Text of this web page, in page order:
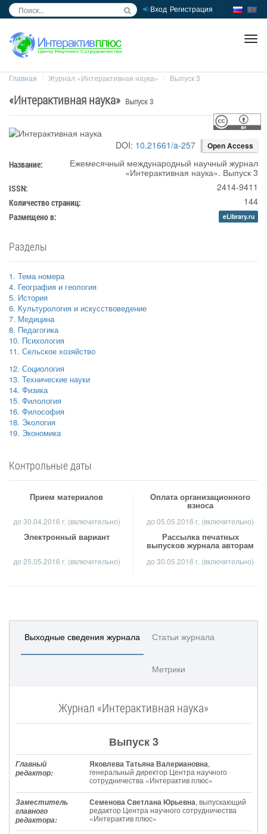
Вход Регистрация
Главная Журнал «Интерактивная наука» Выпуск 3
«Интерактивная наука» Выпуск 3
DOI: 10.21661/a-257 Open Access
Название:
Ежемесячный международный научный журнал
«Интерактивная наука». Выпуск 3
ISSN: 2414-9411
Количество страниц: 144
Размещено в: eLibrary.ru
Разделы
1. Тема номера
4. География и геология
5. История
6. Культурология и искусствоведение
7. Медицина
8. Педагогика
10. Психология
11. Сельское хозяйство
12. Социология
13. Технические науки
14. Физика
15. Филология
16. Философия
18. Экология
19. Экономика
Контрольные даты
Прием материалов
до 30.04.2016 г. (включительно)
Оплата организационного
взноса
до 05.05.2016 г. (включительно)
Электронный вариант
до 25.05.2016 г. (включительно)
Рассылка печатных
выпусков журнала авторам
до 30.05.2016 г. (включительно)
Выходные сведения журнала Статьи журнала
Метрики
Журнал «Интерактивная наука»
Выпуск 3
Главный
редактор:
Яковлева Татьяна Валериановна,
генеральный директор Центра научного
сотрудничества «Интерактив плюс»
Заместитель
главного
редактора:
Семенова Светлана Юрьевна, выпускающий
редактор Центра научного сотрудничества
«Интерактив плюс»